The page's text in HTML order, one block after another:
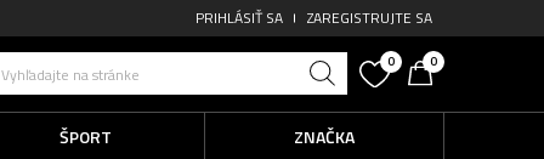
PRIHLÁSIŤ SA ZAREGISTRUJTE SA
Vyhľadajte na stránke
0 0
ŠPORT
ZNAČKA